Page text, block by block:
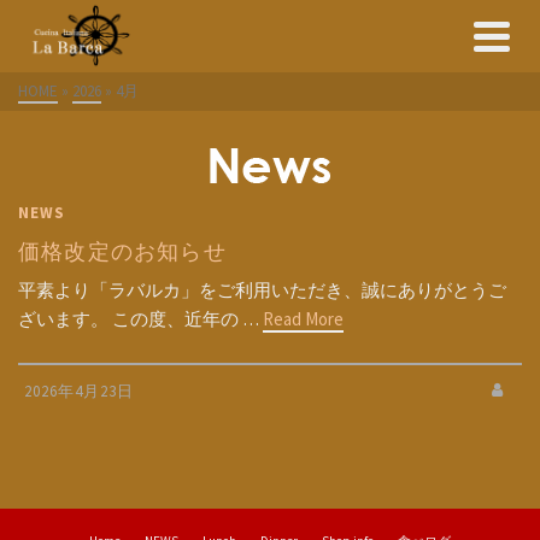
HOME » 2026 » 4月
NEWS
価格改定のお知らせ
平素より「ラバルカ」をご利用いただき、誠にありがとうご
ざいます。 この度、近年の … Read More
2026年4月23日